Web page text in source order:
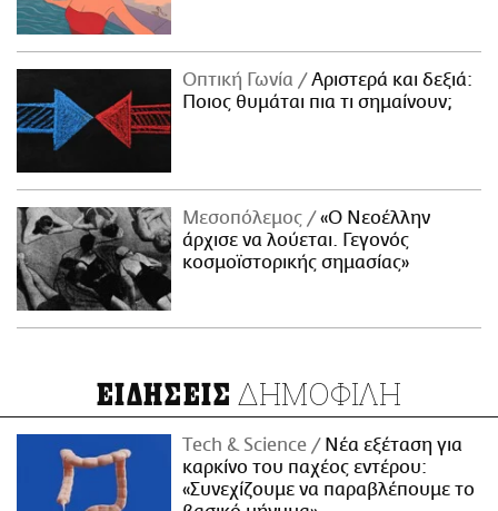
Οπτική Γωνία
Αριστερά και δεξιά:
Ποιος θυμάται πια τι σημαίνουν;
Μεσοπόλεμος
«Ο Νεοέλλην
άρχισε να λούεται. Γεγονός
κοσμοϊστορικής σημασίας»
ΕΙΔΗΣΕΙΣ ΔΗΜΟΦΙΛΗ
Τech & Science
Νέα εξέταση για
καρκίνο του παχέος εντέρου:
«Συνεχίζουμε να παραβλέπουμε το